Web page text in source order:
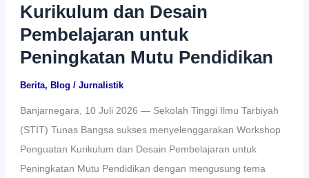
Kurikulum dan Desain
Pembelajaran untuk
Peningkatan Mutu Pendidikan
Berita, Blog / Jurnalistik
Banjarnegara, 10 Juli 2026 — Sekolah Tinggi Ilmu Tarbiyah
(STIT) Tunas Bangsa sukses menyelenggarakan Workshop
Penguatan Kurikulum dan Desain Pembelajaran untuk
Peningkatan Mutu Pendidikan dengan mengusung tema